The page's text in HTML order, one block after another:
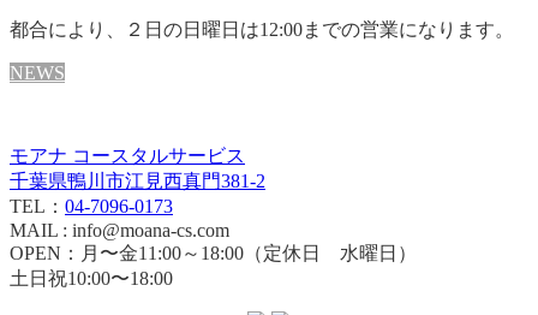
都合により、２日の日曜日は12:00までの営業になります。
NEWS
モアナ コースタルサービス
千葉県鴨川市江見西真門381-2
TEL： 04-7096-0173
MAIL : info@moana-cs.com
OPEN：月〜金11:00～18:00（定休日 水曜日）
土日祝10:00〜18:00